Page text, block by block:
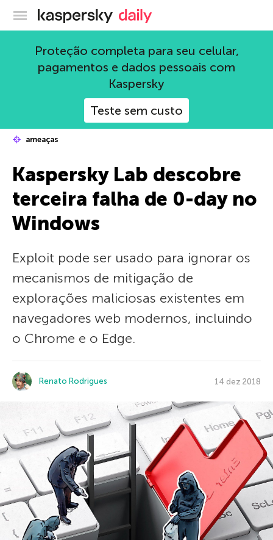
Blog oficial da Kaspersky
Proteção completa para seu celular,
pagamentos e dados pessoais com
Kaspersky
Teste sem custo
ameaças
Kaspersky Lab descobre
terceira falha de 0-day no
Windows
Exploit pode ser usado para ignorar os
mecanismos de mitigação de
explorações maliciosas existentes em
navegadores web modernos, incluindo
o Chrome e o Edge.
Renato Rodrigues 14 dez 2018